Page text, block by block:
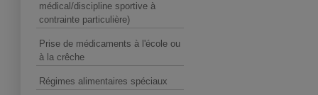
médical/discipline sportive à
contrainte particulière)
Prise de médicaments à l'école ou
à la crêche
Régimes alimentaires spéciaux